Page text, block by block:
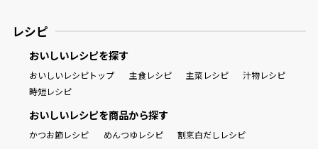
レシピ
おいしいレシピを探す
おいしいレシピトップ 主食レシピ 主菜レシピ
汁物レシピ
時短レシピ
おいしいレシピを商品から探す
かつお節レシピ めんつゆレシピ 割烹白だしレシピ